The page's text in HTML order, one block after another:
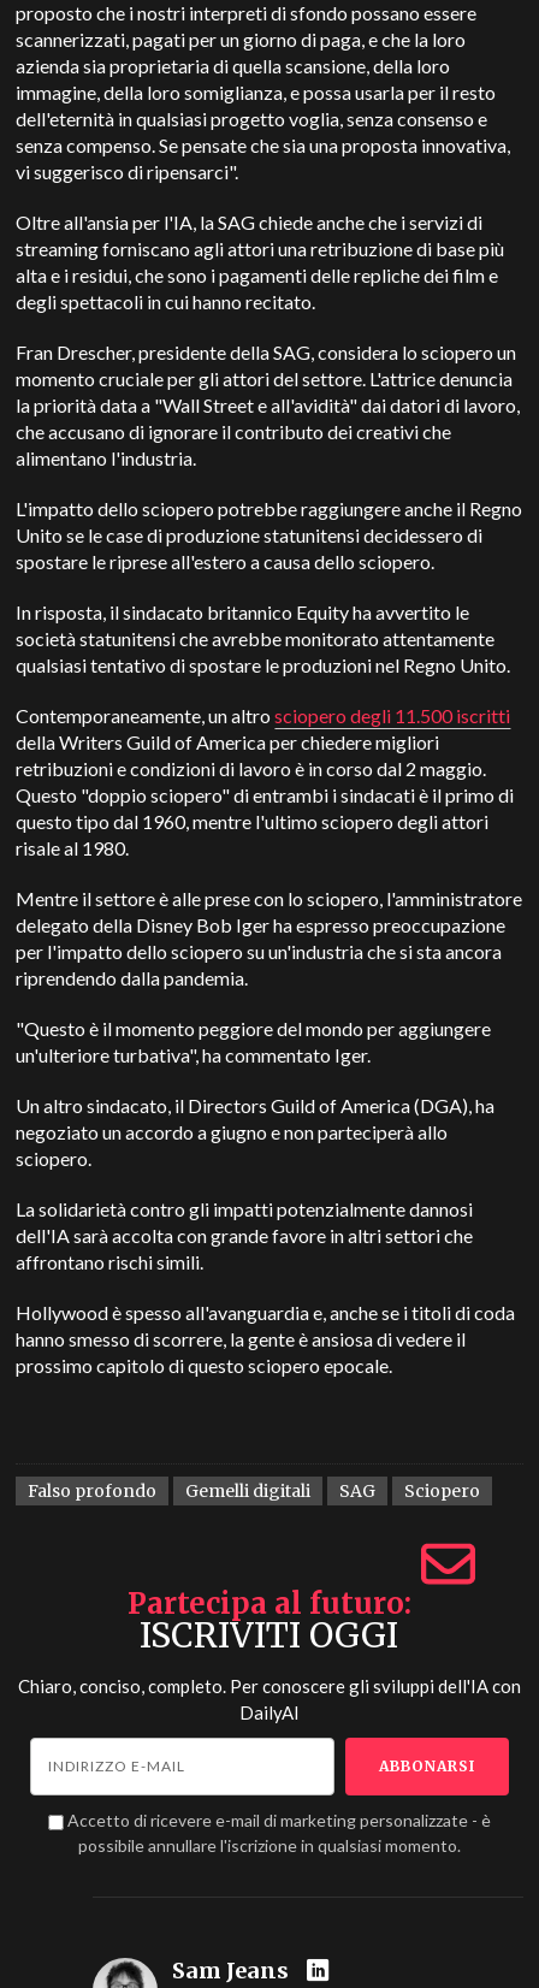
proposto che i nostri interpreti di sfondo possano essere
scannerizzati, pagati per un giorno di paga, e che la loro
azienda sia proprietaria di quella scansione, della loro
immagine, della loro somiglianza, e possa usarla per il resto
dell'eternità in qualsiasi progetto voglia, senza consenso e
senza compenso. Se pensate che sia una proposta innovativa,
vi suggerisco di ripensarci".
Oltre all'ansia per l'IA, la SAG chiede anche che i servizi di
streaming forniscano agli attori una retribuzione di base più
alta e i residui, che sono i pagamenti delle repliche dei film e
degli spettacoli in cui hanno recitato.
Fran Drescher, presidente della SAG, considera lo sciopero un
momento cruciale per gli attori del settore. L'attrice denuncia
la priorità data a "Wall Street e all'avidità" dai datori di lavoro,
che accusano di ignorare il contributo dei creativi che
alimentano l'industria.
L'impatto dello sciopero potrebbe raggiungere anche il Regno
Unito se le case di produzione statunitensi decidessero di
spostare le riprese all'estero a causa dello sciopero.
In risposta, il sindacato britannico Equity ha avvertito le
società statunitensi che avrebbe monitorato attentamente
qualsiasi tentativo di spostare le produzioni nel Regno Unito.
Contemporaneamente, un altrosciopero degli 11.500 iscritti
della Writers Guild of America per chiedere migliori
retribuzioni e condizioni di lavoro è in corso dal 2 maggio.
Questo "doppio sciopero" di entrambi i sindacati è il primo di
questo tipo dal 1960, mentre l'ultimo sciopero degli attori
risale al 1980.
Mentre il settore è alle prese con lo sciopero, l'amministratore
delegato della Disney Bob Iger ha espresso preoccupazione
per l'impatto dello sciopero su un'industria che si sta ancora
riprendendo dalla pandemia.
"Questo è il momento peggiore del mondo per aggiungere
un'ulteriore turbativa", ha commentato Iger.
Un altro sindacato, il Directors Guild of America (DGA), ha
negoziato un accordo a giugno e non parteciperà allo
sciopero.
La solidarietà contro gli impatti potenzialmente dannosi
dell'IA sarà accolta con grande favore in altri settori che
affrontano rischi simili.
Hollywood è spesso all'avanguardia e, anche se i titoli di coda
hanno smesso di scorrere, la gente è ansiosa di vedere il
prossimo capitolo di questo sciopero epocale.
Falso profondo Gemelli digitali SAG Sciopero
Partecipa al futuro
ISCRIVITI OGGI
Chiaro, conciso, completo. Per conoscere gli sviluppi dell'IA con
DailyAI
Accetto di ricevere e-mail di marketing personalizzate - è
possibile annullare l'iscrizione in qualsiasi momento.
Sam Jeans